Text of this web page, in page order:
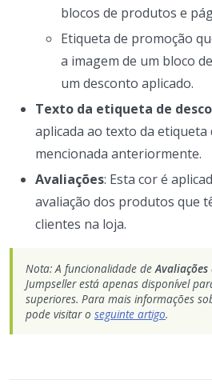
blocos de produtos e
Etiqueta de promoção
a imagem de um bloco
um desconto aplicado.
Texto da etiqueta de
aplicada ao texto da etiqueta
mencionada anteriormente.
Avaliações: Esta cor é
avaliação dos produtos que
clientes na loja.
Nota: A funcionalidade de
Jumpseller está apenas disponível
superiores. Para mais informações
pode visitar o seguinte artigo.